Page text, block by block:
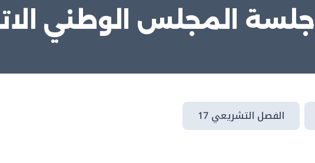
جلسة المجلس الوطني
الفصل التشريعي 17